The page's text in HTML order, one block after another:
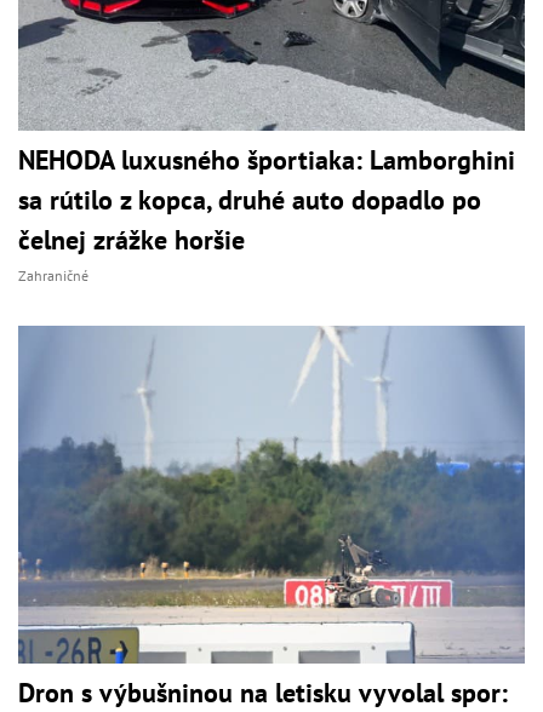
NEHODA luxusného športiaka: Lamborghini
sa rútilo z kopca, druhé auto dopadlo po
čelnej zrážke horšie
Zahraničné
Dron s výbušninou na letisku vyvolal spor: